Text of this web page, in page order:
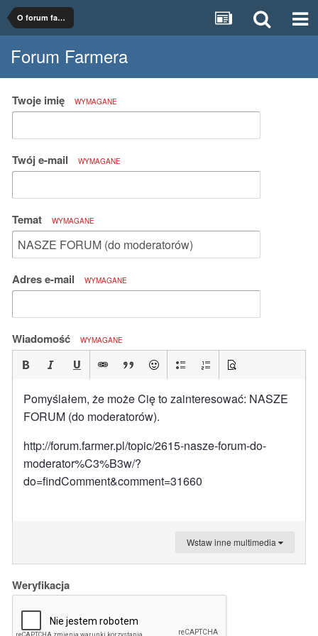
O forum farmer.pl
Forum Farmera
Twoje imię WYMAGANE
Twój e-mail WYMAGANE
Temat WYMAGANE
Adres e-mail WYMAGANE
Wiadomość WYMAGANE
Pomyślałem, że może Cię to zainteresować: NASZE
FORUM (do moderatorów).
http://forum.farmer.pl/topic/2615-nasze-forum-do-
moderator%C3%B3w/?
do=findComment&comment=31660
Wstaw inne multimedia
Weryfikacja